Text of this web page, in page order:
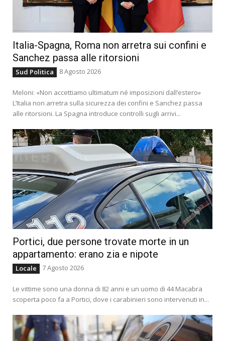
Italia-Spagna, Roma non arretra sui confini e
Sanchez passa alle ritorsioni
Sud Politica 8 Agosto 2026
Meloni: «Non accettiamo ultimatum né imposizioni dall’estero»
L’Italia non arretra sulla sicurezza dei confini e Sanchez passa
alle ritorsioni. La Spagna introduce controlli sugli arrivi...
Portici, due persone trovate morte in un
appartamento: erano zia e nipote
Locale 7 Agosto 2026
Le vittime sono una donna di 82 anni e un uomo di 44 Macabra
scoperta poco fa a Portici, dove i carabinieri sono intervenuti in...